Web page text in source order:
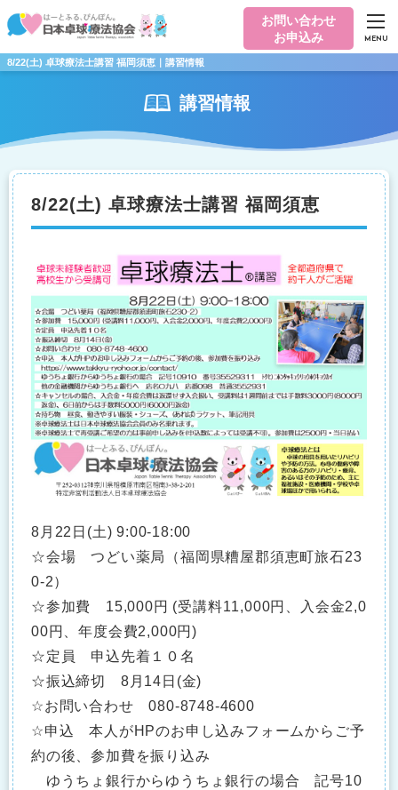
8/22(土) 卓球療法士講習 福岡須恵｜講習情報
お問い合わせ
お申込み
MENU
講習情報
8/22(土) 卓球療法士講習 福岡須恵
8月22日(土) 9:00-18:00
☆会場 つどい薬局（福岡県糟屋郡須恵町旅石23
0-2）
☆参加費 15,000円 (受講料11,000円、入会金2,0
00円、年度会費2,000円)
☆定員 申込先着１０名
☆振込締切 8月14日(金)
☆お問い合わせ 080-8748-4600
☆申込 本人がHPのお申し込みフォームからご予
約の後、参加費を振り込み
ゆうちょ銀行からゆうちょ銀行の場合 記号10